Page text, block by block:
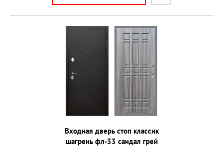
Входная дверь стоп классик
шагрень фл-33 сандал грей